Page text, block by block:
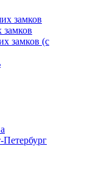
замков
замков (с